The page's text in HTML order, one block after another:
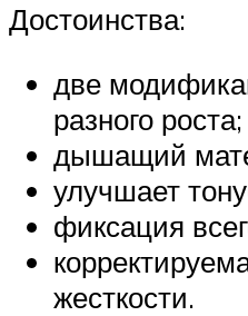
Достоинства:
две
разного роста;
дышащий
улучшает
фиксация
жесткости.